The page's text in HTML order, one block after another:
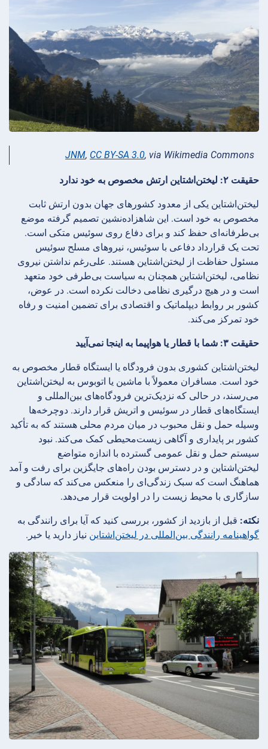
JNM, CC BY-SA 3.0, via Wikimedia Commons
حقیقت ۲: لیختن‌اشتاین ارتش مخصوص به خود ندارد
لیختن‌اشتاین یکی از معدود کشورهای جهان بدون ارتش ثابت
مخصوص به خود است. این شاهزاده‌نشین تصمیم گرفته موضع
بی‌طرفانه‌ای حفظ کند و برای دفاع روی سوئیس متکی است.
تحت یک قرارداد دفاعی با سوئیس، نیروهای مسلح سوئیس
مسئول حفاظت از لیختن‌اشتاین هستند. علی‌رغم نداشتن نیروی
نظامی، لیختن‌اشتاین همچنان به سیاست بی‌طرفی خود متعهد
است و در هیچ درگیری نظامی دخالت نکرده است. در عوض،
کشور بر روابط دیپلماتیک و اقتصادی برای تضمین امنیت و رفاه
خود تمرکز می‌کند.
حقیقت ۳: شما با قطار یا هواپیما به اینجا نمی‌آیید
لیختن‌اشتاین کشوری بدون فرودگاه یا ایستگاه قطار مخصوص به
خود است. مسافران معمولاً با ماشین یا اتوبوس به لیختن‌اشتاین
می‌رسند، در حالی که نزدیک‌ترین فرودگاه‌های بین‌المللی و
ایستگاه‌های قطار در سوئیس و اتریش قرار دارند. دوچرخه‌ها
وسیله حمل و نقل محبوب در میان مردم محلی هستند که به تأکید
کشور بر پایداری و آگاهی زیست‌محیطی کمک می‌کند. نبود
سیستم حمل و نقل عمومی گسترده با اندازه متواضع
لیختن‌اشتاین و در دسترس بودن راه‌های جایگزین برای رفت و آمد
هماهنگ است که سبک زندگی‌ای را منعکس می‌کند که سادگی و
سازگاری با محیط زیست را در اولویت قرار می‌دهد.
نکته: قبل از بازدید از کشور، بررسی کنید که آیا برای رانندگی به
گواهینامه رانندگی بین‌المللی در لیختن‌اشتاین نیاز دارید یا خیر.